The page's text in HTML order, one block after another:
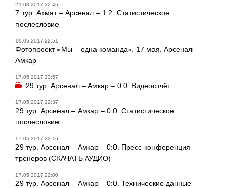
21.08.2017 22:45
7 тур. Ахмат – Арсенал – 1:2. Статистическое
послесловие
19.05.2017 22:51
Фотопроект «Мы – одна команда». 17 мая. Арсенал -
Амкар
17.05.2017 23:57
29 тур. Арсенал – Амкар – 0:0. Видеоотчёт
17.05.2017 22:37
29 тур. Арсенал – Амкар – 0:0. Статистическое
послесловие
17.05.2017 22:16
29 тур. Арсенал – Амкар – 0:0. Пресс-конференция
тренеров (СКАЧАТЬ АУДИО)
17.05.2017 22:00
29 тур. Арсенал – Амкар – 0:0. Технические данные